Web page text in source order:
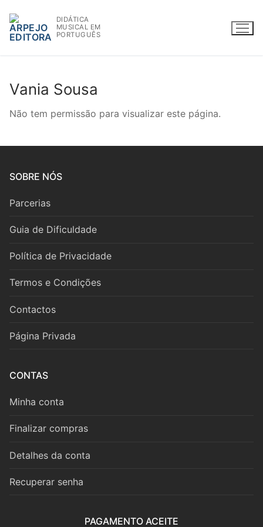
para
conteúdo
DIDÁTICA
MUSICAL EM
PORTUGUÊS
WWW.ARPEJOEDITORA.PT | INFO@ARPEJOEDITORA.PT
Partituras
Madeiras
Trompa
Trompete
Trombone
Eufónio
Tuba
Vania Sousa
Não tem permissão para visualizar este página.
SOBRE NÓS
Parcerias
Guia de Dificuldade
Política de Privacidade
Termos e Condições
Contactos
Página Privada
CONTAS
Minha conta
Finalizar compras
Detalhes da conta
Recuperar senha
PAGAMENTO ACEITE